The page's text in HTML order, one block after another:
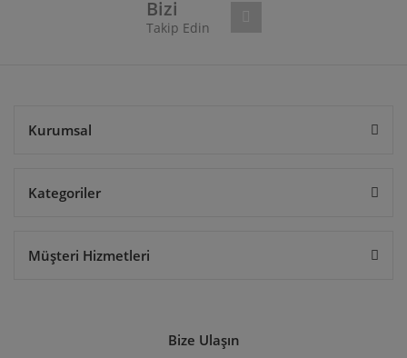
Bizi
Takip Edin
Kurumsal
Kategoriler
Müşteri Hizmetleri
Bize Ulaşın